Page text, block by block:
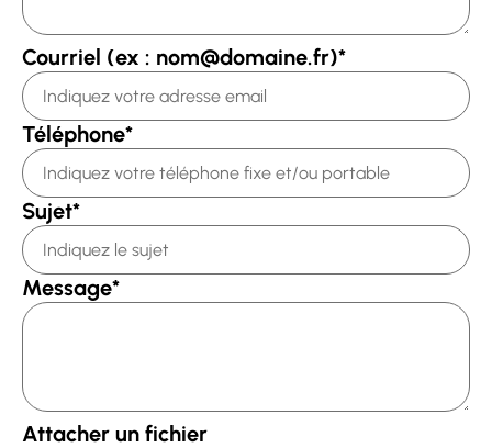
Courriel (ex : nom@domaine.fr)*
Téléphone*
Sujet*
Message*
Attacher un fichier